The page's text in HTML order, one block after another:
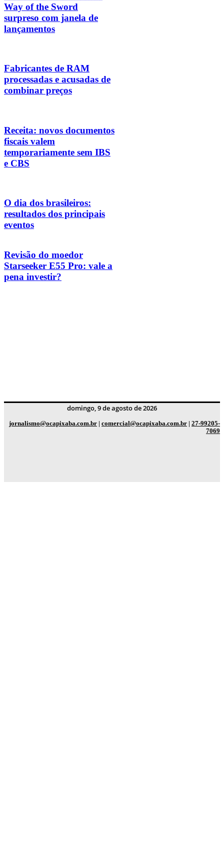
Way of the Sword
surpreso com janela de
lançamentos
Fabricantes de RAM
processadas e acusadas de
combinar preços
Receita: novos documentos
fiscais valem
temporariamente sem IBS
e CBS
O dia dos brasileiros:
resultados dos principais
eventos
Revisão do moedor
Starseeker E55 Pro: vale a
pena investir?
domingo, 9 de agosto de 2026
jornalismo@ocapixaba.com.br | comercial@ocapixaba.com.br | 27-99205-
7069